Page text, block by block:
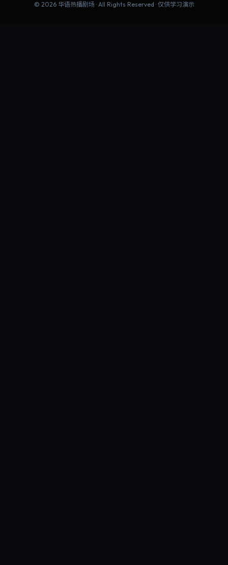
© 2026 华语热播剧场· All Rights Reserved · 仅供学习演示